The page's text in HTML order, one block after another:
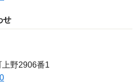
せ
野2906番1